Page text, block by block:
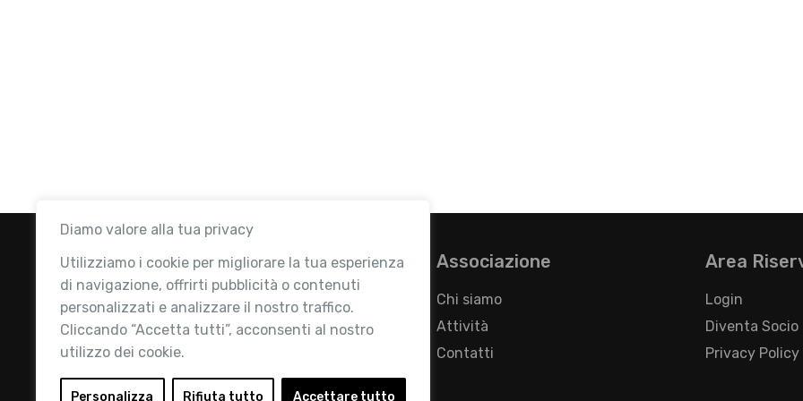
Diamo valore alla tua privacy
Utilizziamo i cookie per migliorare la tua esperienza
di navigazione, offrirti pubblicità o contenuti
personalizzati e analizzare il nostro traffico.
Cliccando “Accetta tutti”, acconsenti al nostro
utilizzo dei cookie.
Personalizza Rifiuta tutto Accettare tutto
Retail Institute Italy è l’Associazione di
riferimento per l'Ecosistema Retail: la nostra
Associazione
Chi siamo
Attività
Contatti
Area
Login
Diventa Socio
Privacy Policy